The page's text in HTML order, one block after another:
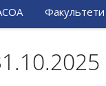
Факультети